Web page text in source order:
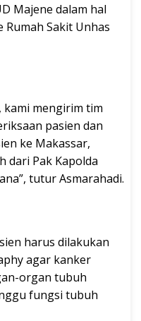
Majene dalam hal
Sakit Unhas
kami mengirim tim
pasien dan
ke Makassar,
dari Pak Kapolda
tutur Asmarahadi.
harus dilakukan
agar kanker
organ tubuh
fungsi tubuh